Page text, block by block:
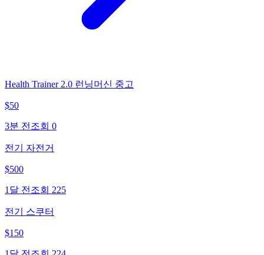
Health Trainer 2.0 런닝머신 중고
$50
3분 전 조회 0
전기 자전거
$500
1달 전 조회 225
전기 스쿠터
$150